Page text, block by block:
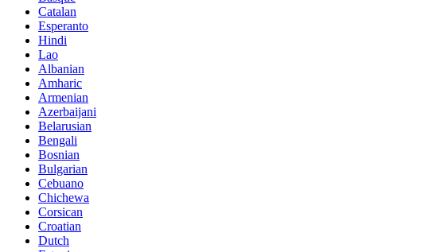
Catalan
Esperanto
Hindi
Lao
Albanian
Amharic
Armenian
Azerbaijani
Belarusian
Bengali
Bosnian
Bulgarian
Cebuano
Chichewa
Corsican
Croatian
Dutch